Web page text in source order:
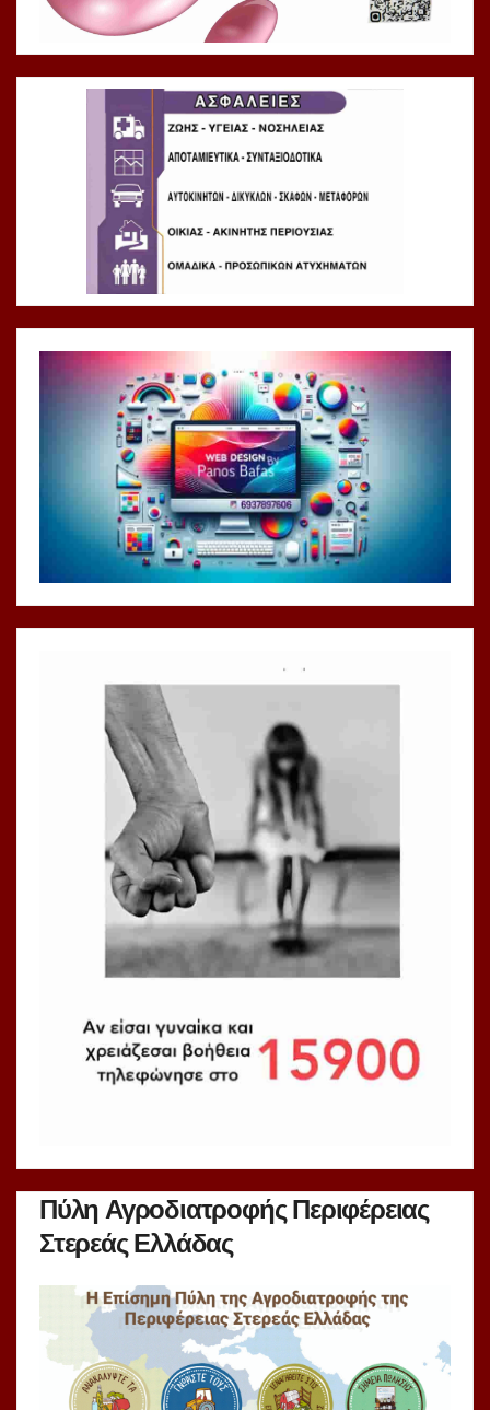
Πύλη Αγροδιατροφής Περιφέρειας
Στερεάς Ελλάδας